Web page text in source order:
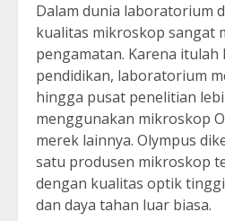
Dalam dunia laboratorium
kualitas mikroskop sangat
pengamatan. Karena
pendidikan, laboratorium
hingga pusat penelitian
menggunakan mikroskop
merek lainnya. Olympus
satu produsen mikroskop
dengan kualitas optik
dan daya tahan luar biasa.